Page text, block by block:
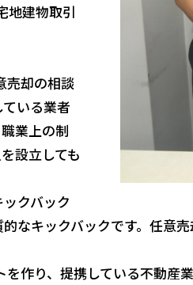
地建物取引
売却の相談
いる業者
業上の制
設立しても
クバック
キックバックです。任意
作り、提携している不動